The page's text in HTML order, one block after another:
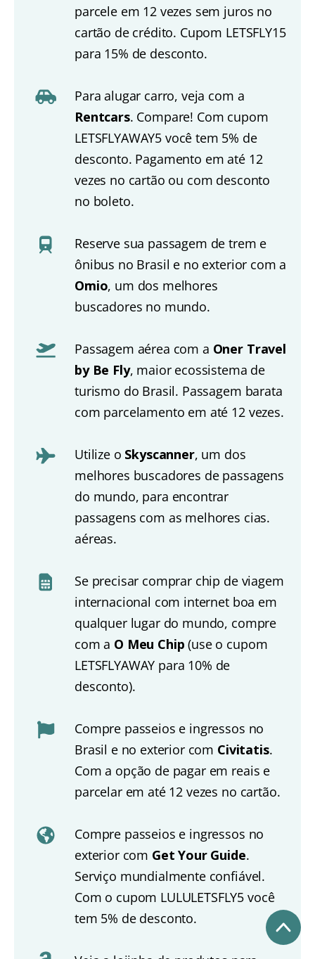
parcele em 12 vezes sem juros no
cartão de crédito. Cupom LETSFLY15
para 15% de desconto.
Para alugar carro, veja com a
Rentcars. Compare! Com cupom
LETSFLYAWAY5 você tem 5% de
desconto. Pagamento em até 12
vezes no cartão ou com desconto
no boleto.
Reserve sua passagem de trem e
ônibus no Brasil e no exterior com a
Omio, um dos melhores
buscadores no mundo.
Passagem aérea com a Oner Travel
by Be Fly, maior ecossistema de
turismo do Brasil. Passagem barata
com parcelamento em até 12 vezes.
Utilize o Skyscanner, um dos
melhores buscadores de passagens
do mundo, para encontrar
passagens com as melhores cias.
aéreas.
Se precisar comprar chip de viagem
internacional com internet boa em
qualquer lugar do mundo, compre
com a O Meu Chip (use o cupom
LETSFLYAWAY para 10% de
desconto).
Compre passeios e ingressos no
Brasil e no exterior com Civitatis.
Com a opção de pagar em reais e
parcelar em até 12 vezes no cartão.
Compre passeios e ingressos no
exterior com Get Your Guide.
Serviço mundialmente confiável.
Com o cupom LULULETSFLY5 você
tem 5% de desconto.